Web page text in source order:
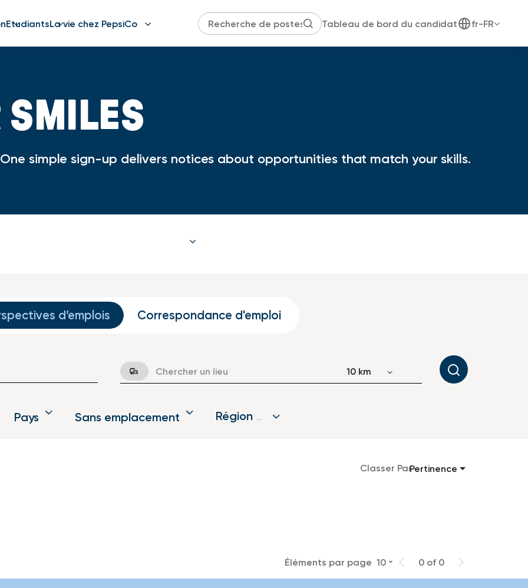
EtudiantsLa vie chez PepsiCo Tableau de bord du candidat fr-FR
SMILES
simple sign-up delivers notices about opportunities that match your skills.
d’emplois Correspondance d'emploi
10 km
Pays Sans emplacement Région sans emplacement
Pertinence
Classer Par
Éléments par page 10 0 of 0